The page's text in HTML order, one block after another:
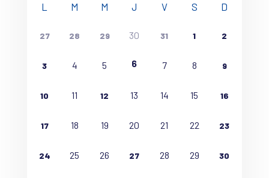
L M M J V S D
27 28 29 30 31 1 2
3 4 5 6 7 8 9
10 11 12 13 14 15 16
17 18 19 20 21 22 23
24 25 26 27 28 29 30